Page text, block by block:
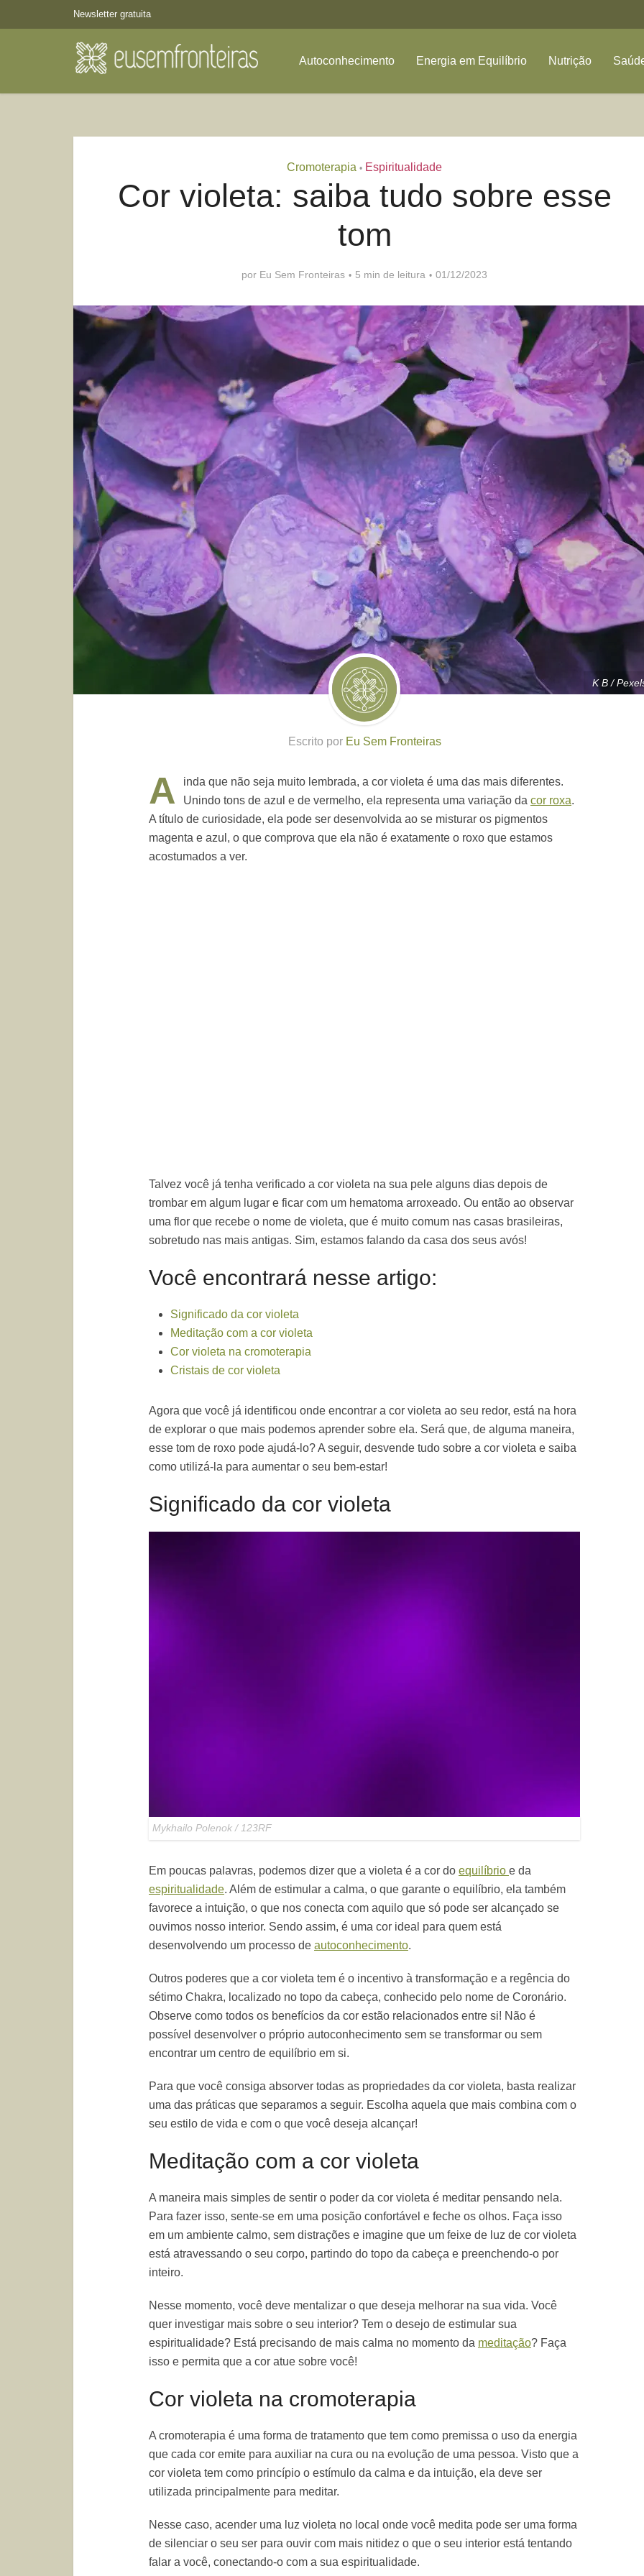
Newsletter gratuita
Autoconhecimento Energia em Equilíbrio Nutrição
Cromoterapia • Espiritualidade
Cor violeta: saiba tudo sobre esse
tom
por Eu Sem Fronteiras 5 min de leitura 01/12/2023
K B /
Escrito por Eu Sem Fronteiras
A
inda que não seja muito lembrada, a cor violeta é uma das mais diferentes.
Unindo tons de azul e de vermelho, ela representa uma variação da cor roxa.
A título de curiosidade, ela pode ser desenvolvida ao se misturar os pigmentos
magenta e azul, o que comprova que ela não é exatamente o roxo que estamos
acostumados a ver.
Talvez você já tenha verificado a cor violeta na sua pele alguns dias depois de
trombar em algum lugar e ficar com um hematoma arroxeado. Ou então ao observar
uma flor que recebe o nome de violeta, que é muito comum nas casas brasileiras,
sobretudo nas mais antigas. Sim, estamos falando da casa dos seus avós!
Você encontrará nesse artigo:
Significado da cor violeta
Meditação com a cor violeta
Cor violeta na cromoterapia
Cristais de cor violeta
Agora que você já identificou onde encontrar a cor violeta ao seu redor, está na hora
de explorar o que mais podemos aprender sobre ela. Será que, de alguma maneira,
esse tom de roxo pode ajudá-lo? A seguir, desvende tudo sobre a cor violeta e saiba
como utilizá-la para aumentar o seu bem-estar!
Significado da cor violeta
Mykhailo Polenok / 123RF
Em poucas palavras, podemos dizer que a violeta é a cor do equilíbrio e da
espiritualidade. Além de estimular a calma, o que garante o equilíbrio, ela também
favorece a intuição, o que nos conecta com aquilo que só pode ser alcançado se
ouvimos nosso interior. Sendo assim, é uma cor ideal para quem está
desenvolvendo um processo de autoconhecimento.
Outros poderes que a cor violeta tem é o incentivo à transformação e a regência do
sétimo Chakra, localizado no topo da cabeça, conhecido pelo nome de Coronário.
Observe como todos os benefícios da cor estão relacionados entre si! Não é
possível desenvolver o próprio autoconhecimento sem se transformar ou sem
encontrar um centro de equilíbrio em si.
Para que você consiga absorver todas as propriedades da cor violeta, basta realizar
uma das práticas que separamos a seguir. Escolha aquela que mais combina com o
seu estilo de vida e com o que você deseja alcançar!
Meditação com a cor violeta
A maneira mais simples de sentir o poder da cor violeta é meditar pensando nela.
Para fazer isso, sente-se em uma posição confortável e feche os olhos. Faça isso
em um ambiente calmo, sem distrações e imagine que um feixe de luz de cor violeta
está atravessando o seu corpo, partindo do topo da cabeça e preenchendo-o por
inteiro.
Nesse momento, você deve mentalizar o que deseja melhorar na sua vida. Você
quer investigar mais sobre o seu interior? Tem o desejo de estimular sua
espiritualidade? Está precisando de mais calma no momento da meditação? Faça
isso e permita que a cor atue sobre você!
Cor violeta na cromoterapia
A cromoterapia é uma forma de tratamento que tem como premissa o uso da energia
que cada cor emite para auxiliar na cura ou na evolução de uma pessoa. Visto que a
cor violeta tem como princípio o estímulo da calma e da intuição, ela deve ser
utilizada principalmente para meditar.
Nesse caso, acender uma luz violeta no local onde você medita pode ser uma forma
de silenciar o seu ser para ouvir com mais nitidez o que o seu interior está tentando
falar a você, conectando-o com a sua espiritualidade.